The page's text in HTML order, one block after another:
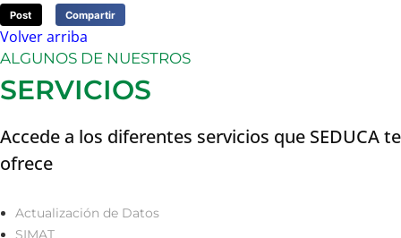
Post Compartir
Volver arriba
ALGUNOS DE NUESTROS
SERVICIOS
Accede a los diferentes servicios que SEDUCA te
ofrece
Actualización de Datos
SIMAT